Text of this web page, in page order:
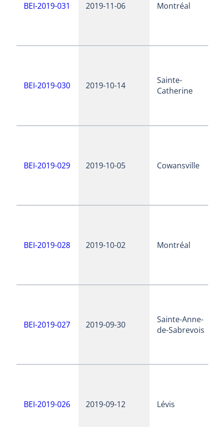
BEI-2019-031 2019-11-06 Montréal
BEI-2019-030 2019-10-14
Sainte-
Catherine
BEI-2019-029 2019-10-05 Cowansville
BEI-2019-028 2019-10-02 Montréal
BEI-2019-027 2019-09-30
Sainte-Anne-
de-Sabrevois
BEI-2019-026 2019-09-12 Lévis